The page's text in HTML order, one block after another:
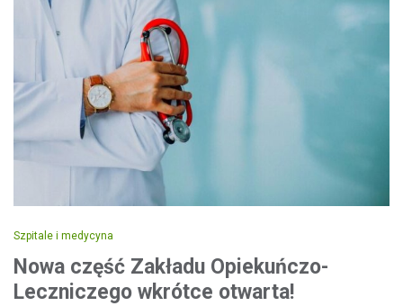
Szpitale i medycyna
Nowa część Zakładu Opiekuńczo-
Leczniczego wkrótce otwarta!